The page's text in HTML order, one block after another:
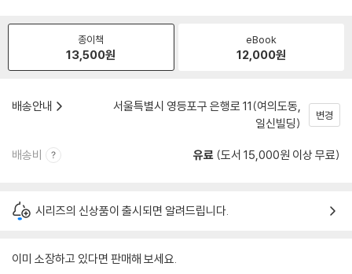
종이책
13,500원
eBook
12,000원
배송안내
서울특별시 영등포구 은행로 11(여의도동,
일신빌딩)
변경
배송비 유료 (도서 15,000원 이상 무료)
시리즈의 신상품이 출시되면 알려드립니다.
이미 소장하고 있다면 판매해 보세요.